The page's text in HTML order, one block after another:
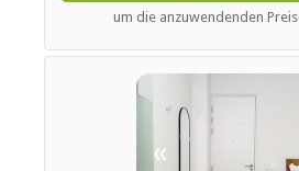
thoughtful touches such as a ceiling
voltage adaptors. Bathroom
your comfort.
um die anzuwendenden
«